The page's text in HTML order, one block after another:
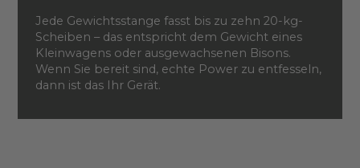
Jede Gewichtsstange fasst bis zu zehn 20-kg-
Scheiben – das entspricht dem Gewicht eines
Kleinwagens oder ausgewachsenen Bisons.
Wenn Sie bereit sind, echte Power zu entfesseln,
dann ist das Ihr Gerät.